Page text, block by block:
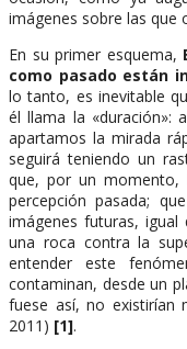
imágenes sobre las que
En su primer esquema,
como pasado están
lo tanto, es inevitable
él llama la «duración»:
apartamos la mirada
seguirá teniendo un
que, por un momento,
percepción pasada;
imágenes futuras,
una roca contra la
entender este
contaminan, desde un
fuese así, no existirían
2011) [1].